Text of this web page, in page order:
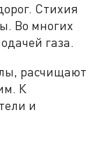
Стихия
Во многих
газа.
расчищают
К
и